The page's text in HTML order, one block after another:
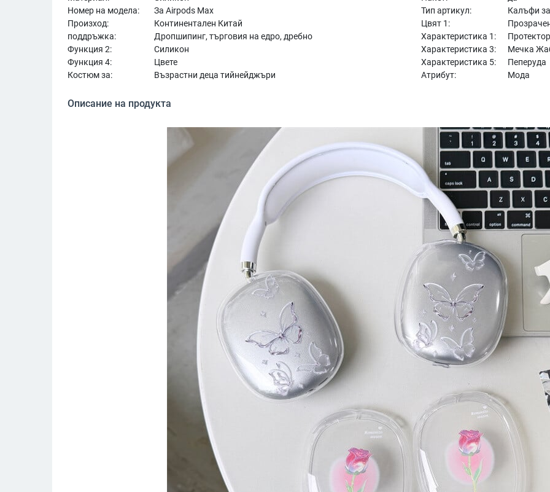
Номер на модела:
За Airpods Max Тип артикул:
Калъфи
Произход:
Континентален Китай Цвят 1:
поддръжка:
Дропшипинг, търговия на едро, дребно Характеристика 1:
Функция 2:
Силикон Характеристика 3:
Мечка
Функция 4:
Цвете Характеристика 5:
Пеперуда
Костюм за:
Възрастни деца тийнейджъри Атрибут: Мода
Описание на продукта